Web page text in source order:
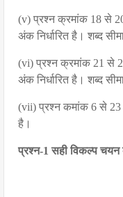
(v) प्रश्न क्रमांक 18 से
अंक निर्धारित है। शब्द
(vi) प्रश्न क्रमांक 21 से
अंक निर्धारित है। शब्द
(vii) प्रश्न कमांक 6 से 23
है।
प्रश्न-1 सही विकल्प